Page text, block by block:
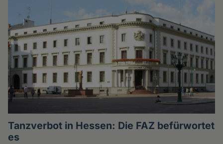
Tanzverbot in Hessen: Die FAZ befürwortet
es